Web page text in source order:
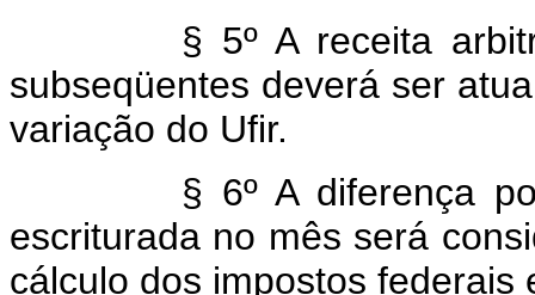
§ 5º A receita
subseqüentes deverá ser
variação do Ufir.
§ 6º A diferença
escriturada no mês será
cálculo dos impostos federais